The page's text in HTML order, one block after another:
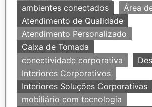
ambientes conectados
Área
Atendimento de Qualidade
Atendimento Personalizado
Caixa de Tomada
conectividade corporativa
Interiores Corporativos
Interiores Soluções Corporativas
mobiliário com tecnologia